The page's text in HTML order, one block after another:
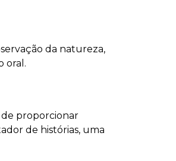
da natureza,
oral.
de proporcionar
de histórias, uma